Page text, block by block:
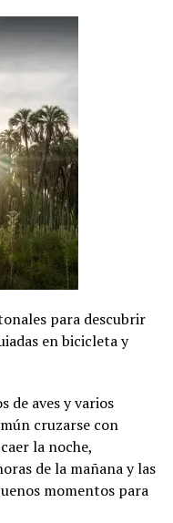
para descubrir
en bicicleta y
de aves y varios
cruzarse con
la noche,
de la mañana y las
momentos para